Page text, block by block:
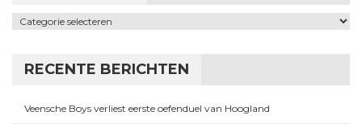
Categorieën
RECENTE BERICHTEN
Veensche Boys verliest eerste oefenduel van Hoogland